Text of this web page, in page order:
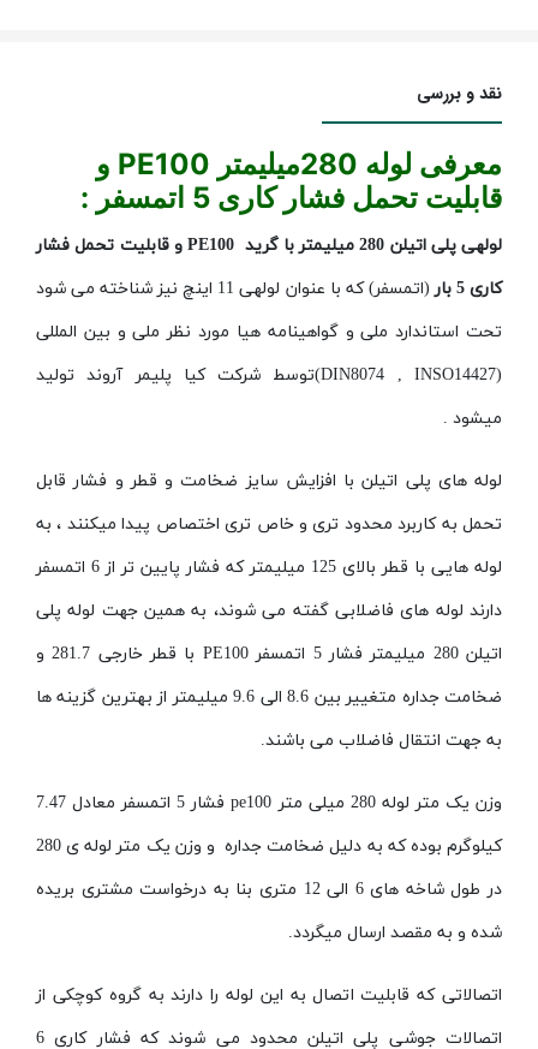
نقد و بررسی
معرفی لوله 280میلیمتر PE100 و
قابلیت تحمل فشار کاری 5 اتمسفر :
لوله­ی پلی اتیلن 280 میلیمتر با گرید PE100 و قابلیت تحمل فشار
کاری 5 بار
(اتمسفر) که با عنوان لوله­ی 11 اینچ نیز شناخته می شود
تحت استاندارد ملی و گواهینامه هیا مورد نظر ملی و بین المللی
(
DIN8074 , INSO14427)توسط شرکت کیا پلیمر آروند تولید
میشود .
لوله های پلی اتیلن با افزایش سایز ضخامت و قطر و فشار قابل
تحمل به کاربرد محدود تری و خاص تری اختصاص پیدا میکنند ، به
لوله هایی با قطر بالای 125 میلیمتر که فشار پایین تر از 6 اتمسفر
دارند لوله های فاضلابی گفته می شوند، به همین جهت لوله پلی
اتیلن 280 میلیمتر فشار 5 اتمسفر
PE100
با قطر خارجی 281.7 و
ضخامت جداره متغییر بین 8.6 الی 9.6 میلیمتر از بهترین گزینه ها
به جهت انتقال فاضلاب می باشند.
وزن یک متر لوله 280 میلی متر pe100
فشار 5 اتمسفر معادل 7.47
کیلوگرم بوده که به دلیل ضخامت جداره و وزن یک متر لوله ­ی 280
در طول شاخه های 6 الی 12 متری بنا به درخواست مشتری بریده
شده و به مقصد ارسال میگردد.
اتصالاتی که قابلیت اتصال به این لوله را دارند به گروه کوچکی از
اتصالات جوشی پلی اتیلن محدود می شوند که فشار کاری 6